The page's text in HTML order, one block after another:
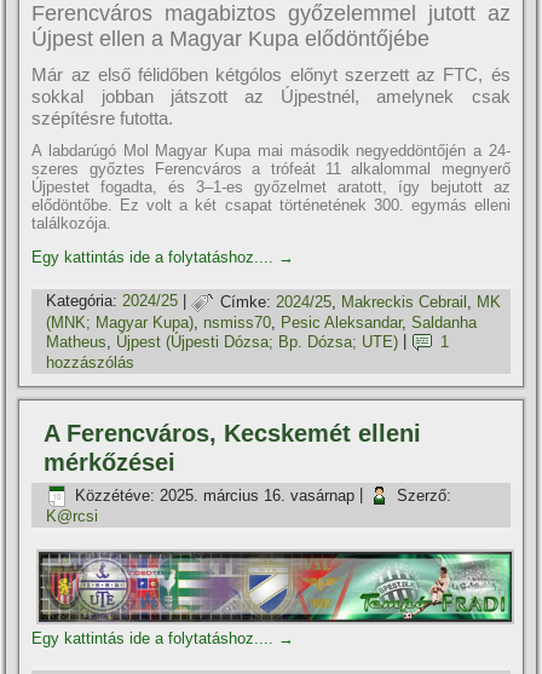
Ferencváros magabiztos győzelemmel jutott az
Újpest ellen a Magyar Kupa elődöntőjébe
Már az első félidőben kétgólos előnyt szerzett az FTC, és
sokkal jobban játszott az Újpestnél, amelynek csak
szépítésre futotta.
A labdarúgó Mol Magyar Kupa mai második negyeddöntőjén a 24-
szeres győztes Ferencváros a trófeát 11 alkalommal megnyerő
Újpestet fogadta, és 3–1-es győzelmet aratott, így bejutott az
elődöntőbe. Ez volt a két csapat történetének 300. egymás elleni
találkozója.
Egy kattintás ide a folytatáshoz.... →
Kategória: 2024/25 | Címke: 2024/25 Makreckis Cebrail
MK
(MNK; Magyar Kupa), nsmiss70, Pesic Aleksandar,Saldanha
Matheus
Újpest (Újpesti Dózsa; Bp. Dózsa; UTE)
1
hozzászólás
A Ferencváros, Kecskemét elleni
mérkőzései
Közzétéve: 2025. március 16. vasárnap
Szerző:
K@rcsi
Egy kattintás ide a folytatáshoz.... →